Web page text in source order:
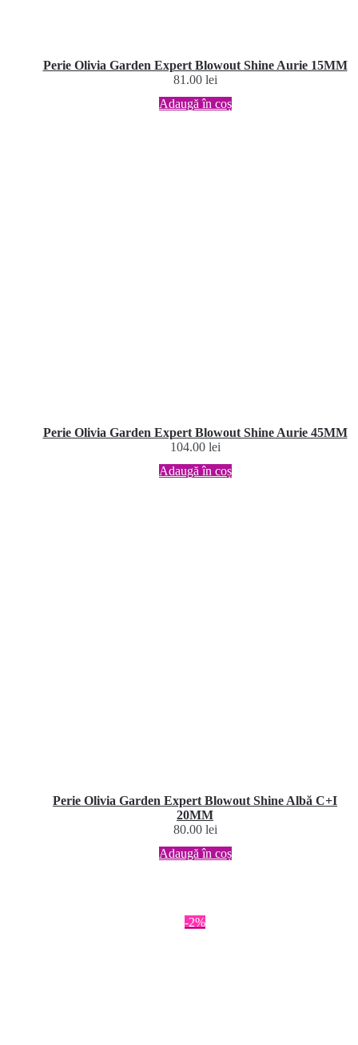
Perie Olivia Garden Expert Blowout Shine Aurie 15MM
81.00 lei
Adaugă în coș
Perie Olivia Garden Expert Blowout Shine Aurie 45MM
104.00 lei
Adaugă în coș
Perie Olivia Garden Expert Blowout Shine Albă C+I
20MM
80.00 lei
Adaugă în coș
-2%